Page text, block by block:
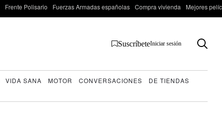
Frente Polisario Fuerzas Armadas españolas Compra vivienda Mejores
SuscríbeteIniciar sesión
VIDA SANA MOTOR CONVERSACIONES
DE TIENDAS